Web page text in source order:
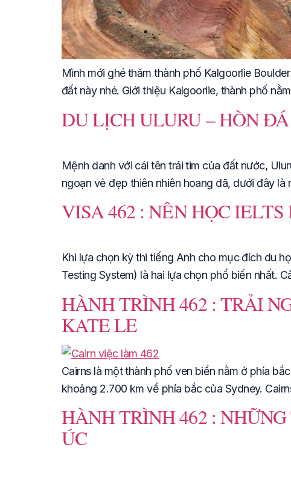
Mình mới ghé thăm thành phố Kalgoorlie
đất này nhé. Giới thiệu Kalgoorlie, thành phố
DU LỊCH ULURU – HÒN
Mệnh danh với cái tên trái tim của đất nước,
ngoạn vẻ đẹp thiên nhiên hoang dã, dưới đây
VISA 462 : NÊN HỌC IELTS
Khi lựa chọn kỳ thi tiếng Anh cho mục đích du
Testing System) là hai lựa chọn phổ biến nhất.
HÀNH TRÌNH 462 : TRẢI
KATE LE
Cairns là một thành phố ven biển nằm ở phía
khoảng 2.700 km về phía bắc của Sydney.
HÀNH TRÌNH 462 :
ÚC